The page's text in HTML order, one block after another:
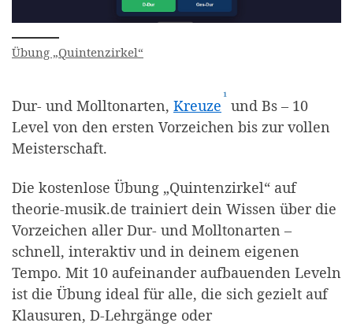
Übung „Quintenzirkel“
Dur- und Molltonarten, Kreuze (Affiliate-Link)
¹ und Bs – 10
Level von den ersten Vorzeichen bis zur vollen
Meisterschaft.
Die kostenlose Übung „Quintenzirkel“ auf
theorie-musik.de trainiert dein Wissen über die
Vorzeichen aller Dur- und Molltonarten –
schnell, interaktiv und in deinem eigenen
Tempo. Mit 10 aufeinander aufbauenden Leveln
ist die Übung ideal für alle, die sich gezielt auf
Klausuren, D-Lehrgänge oder